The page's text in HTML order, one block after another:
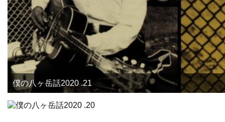
僕の八ヶ岳話2020 .21